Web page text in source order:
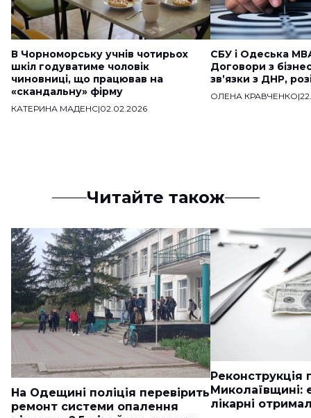
В Чорноморську учнів чотирьох
шкіл годуватиме чоловік
чиновниці, що працював на
«скандальну» фірму
КАТЕРИНА МАДЕНС|02.02.2026
СБУ і Одеська
Договори з
звʼязки з ДНР,
ОЛЕНА КРАВЧЕНКО|
Читайте також
На Одещині поліція перевірить
ремонт системи опалення
Реконструкція
Миколаївщині:
лікарні